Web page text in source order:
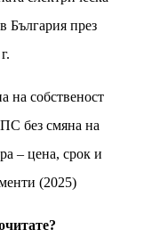
България през
на собственост
без смяна на
– цена, срок и
(2025)